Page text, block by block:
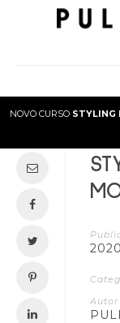
NOVO CURSO STYLING
2020
Autor